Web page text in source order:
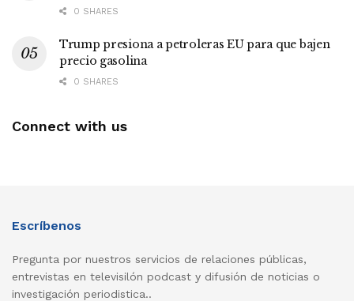
0 SHARES
Trump presiona a petroleras EU para que bajen
precio gasolina
0 SHARES
Connect with us
Escríbenos
Pregunta por nuestros servicios de relaciones públicas,
entrevistas en televisilón podcast y difusión de noticias o
investigación periodistica..